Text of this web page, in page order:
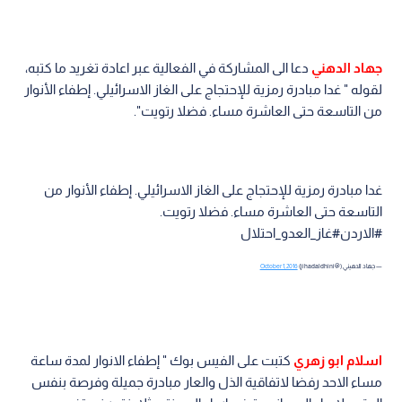
جهاد الدهني دعا الى المشاركة في الفعالية عبر اعادة تغريد ما كتبه،
لقوله " غدا مبادرة رمزية للإحتجاج على الغاز الاسرائيلي. إطفاء الأنوار
من التاسعة حتى العاشرة مساء. فضلا رتويت".
غدا مبادرة رمزية للإحتجاج على الغاز الاسرائيلي. إطفاء الأنوار من
التاسعة حتى العاشرة مساء. فضلا رتويت.
#الاردن#غاز_العدو_احتلال
— جهاد الدهيني (@jihadaldhini) October 1, 2016
اسلام ابو زهري كتبت على الفيس بوك " إطفاء الانوار لمدة ساعة
مساء الاحد رفضا لاتفاقية الذل والعار مبادرة جميلة وفرصة بنفس